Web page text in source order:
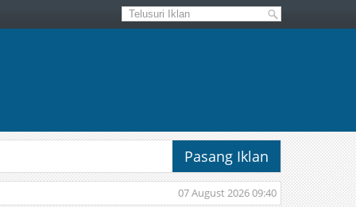
Pasang Iklan
07 August 2026 09:40